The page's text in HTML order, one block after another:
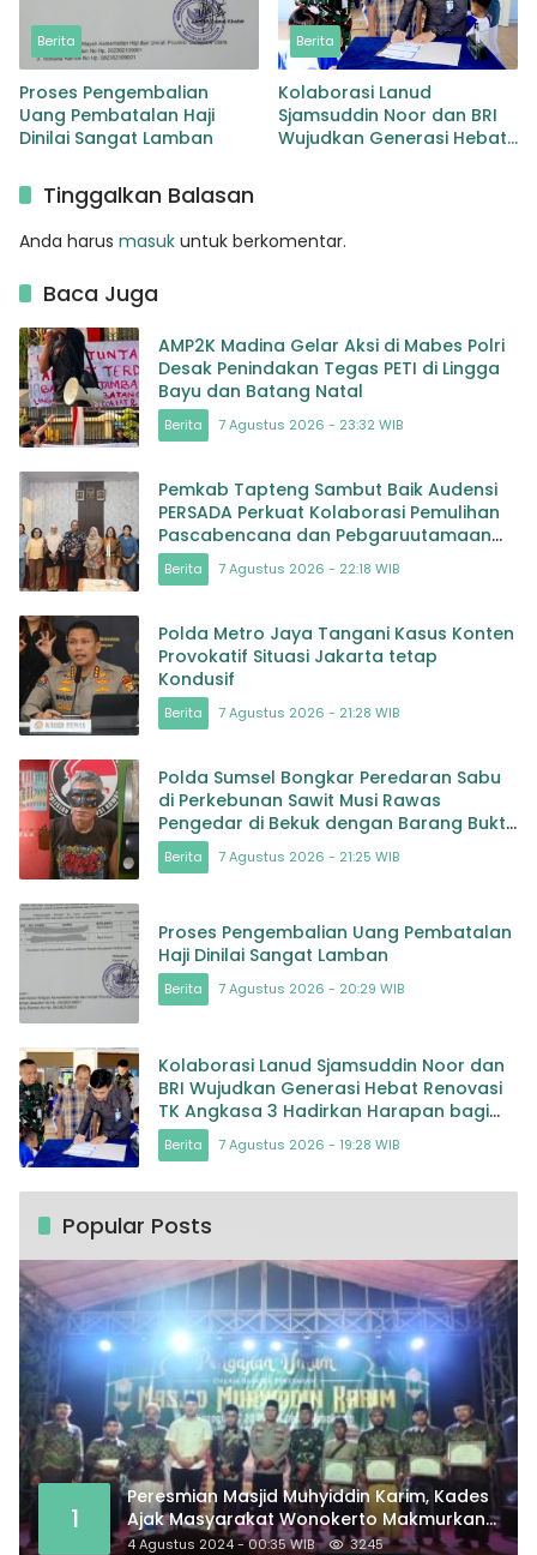
Berita
Proses Pengembalian
Uang Pembatalan Haji
Dinilai Sangat Lamban
Berita
Kolaborasi Lanud
Sjamsuddin Noor dan BRI
Wujudkan Generasi Hebat
Tinggalkan Balasan
Anda harus masuk untuk berkomentar.
Baca Juga
AMP2K Madina Gelar Aksi di Mabes Polri
Desak Penindakan Tegas PETI di Lingga
Bayu dan Batang Natal
Berita 7 Agustus 2026 - 23:32 WIB
Pemkab Tapteng Sambut Baik Audensi
PERSADA Perkuat Kolaborasi Pemulihan
Pascabencana dan Pebgaruutamaan
Inklusi
Berita 7 Agustus 2026 - 22:18 WIB
Polda Metro Jaya Tangani Kasus Konten
Provokatif Situasi Jakarta tetap
Kondusif
Berita 7 Agustus 2026 - 21:28 WIB
Polda Sumsel Bongkar Peredaran Sabu
di Perkebunan Sawit Musi Rawas
Pengedar di Bekuk dengan Barang Bukti
Sabu dan Timbangan
Berita 7 Agustus 2026 - 21:25 WIB
Proses Pengembalian Uang Pembatalan
Haji Dinilai Sangat Lamban
Berita 7 Agustus 2026 - 20:29 WIB
Kolaborasi Lanud Sjamsuddin Noor dan
BRI Wujudkan Generasi Hebat Renovasi
TK Angkasa 3 Hadirkan Harapan bagi
masa depan Bangsa
Berita 7 Agustus 2026 - 19:28 WIB
Popular Posts
1
Peresmian Masjid Muhyiddin Karim, Kades
Ajak Masyarakat Wonokerto Makmurkan
Masjid
4 Agustus 2024 - 00:35 WIB 3245